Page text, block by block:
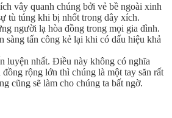
vây quanh chúng bởi vẻ bề ngoài xinh
tù túng khi bị nhốt trong dây xích.
người lạ hòa đồng trong mọi gia đình.
sàng tấn công kẻ lại khi có dấu hiệu khả
luyện nhất. Điều này không có nghĩa
đồng rộng lớn thì chúng là một tay săn rất
cũng sẽ làm cho chúng ta bất ngờ.